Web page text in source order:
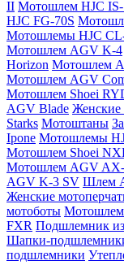
II Мотошлем HJC
HJC FG-70S
Мотошлемы HJC
Мотошлем AGV K-4
Horizon Мотошлем
Мотошлем AGV
Мотошлем Shoei
AGV Blade
Starks Мотоштаны
Ipone Мотошлемы
Мотошлем Shoei
Мотошлем AGV
AGV K-3 SV Шлем
Женские
мотоботы
FXR Подшлемник
Шапки-
подшлемники